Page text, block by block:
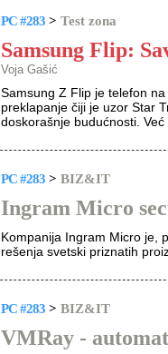
PC #283 > Test zona
Samsung Flip:
Voja Gašić
Samsung Z Flip je telefon
preklapanje čiji je uzor Star
doskorašnje budućnosti.
PC #283 > BIZ&IT
Ingram Micro
Kompanija Ingram Micro je,
rešenja svetski priznatih
PC #283 > BIZ&IT
VMRay -